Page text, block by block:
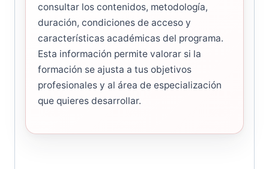
consultar los contenidos, metodología,
duración, condiciones de acceso y
características académicas del programa.
Esta información permite valorar si la
formación se ajusta a tus objetivos
profesionales y al área de especialización
que quieres desarrollar.